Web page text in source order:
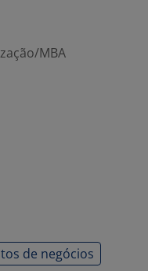
MBA
de negócios